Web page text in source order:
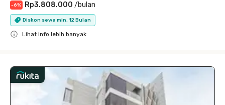
-6% Rp3.808.000 /bulan
Diskon sewa min. 12 Bulan
Lihat info lebih banyak